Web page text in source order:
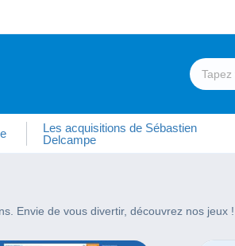
Les acquisitions de Sébastien
Delcampe
Envie de vous divertir, découvrez nos jeux !